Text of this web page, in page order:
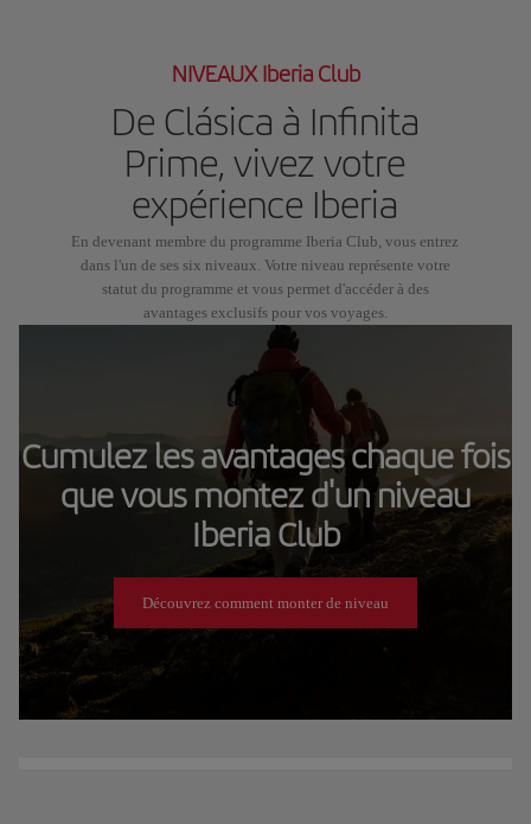
NIVEAUX Iberia Club
De Clásica à Infinita
Prime, vivez votre
expérience Iberia
En devenant membre du programme Iberia Club, vous entrez
dans l'un de ses six niveaux. Votre niveau représente votre
statut du programme et vous permet d'accéder à des
avantages exclusifs pour vos voyages.
Cumulez les avantages chaque fois
que vous montez d'un niveau
Iberia Club
Découvrez comment monter de niveau